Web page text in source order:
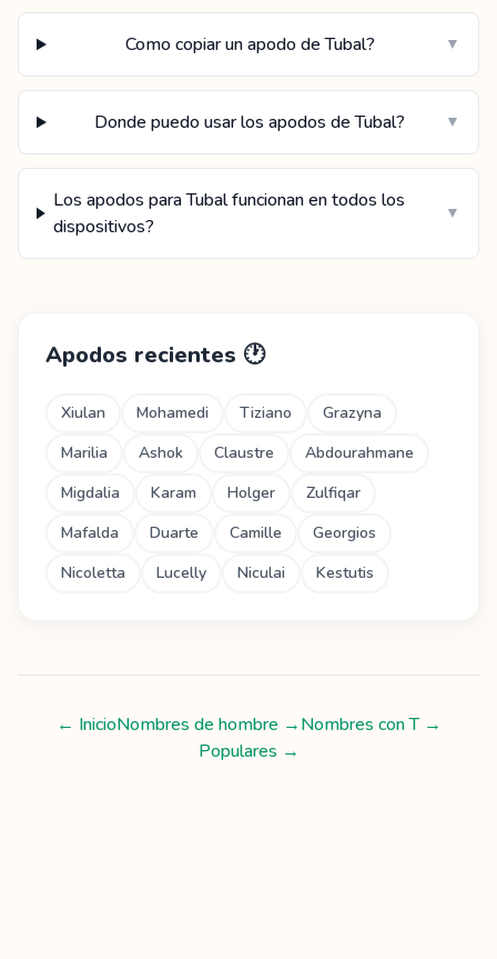
Como copiar un apodo de Tubal? ▼
Donde puedo usar los apodos de Tubal? ▼
Los apodos para Tubal funcionan en todos los
dispositivos?
▼
Apodos recientes 🕐
Xiulan Mohamedi Tiziano
Grazyna
Marilia
Ashok Claustre
Abdourahmane
Migdalia
Karam Holger
Zulfiqar
Mafalda
Duarte Camille
Georgios
Nicoletta
Lucelly Niculai Kestutis
← InicioNombres de hombre →Nombres conT→
Populares →